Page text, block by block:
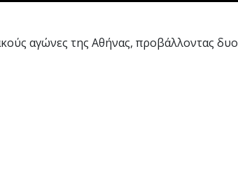
αγώνες της Αθήνας, προβάλλοντας δυο